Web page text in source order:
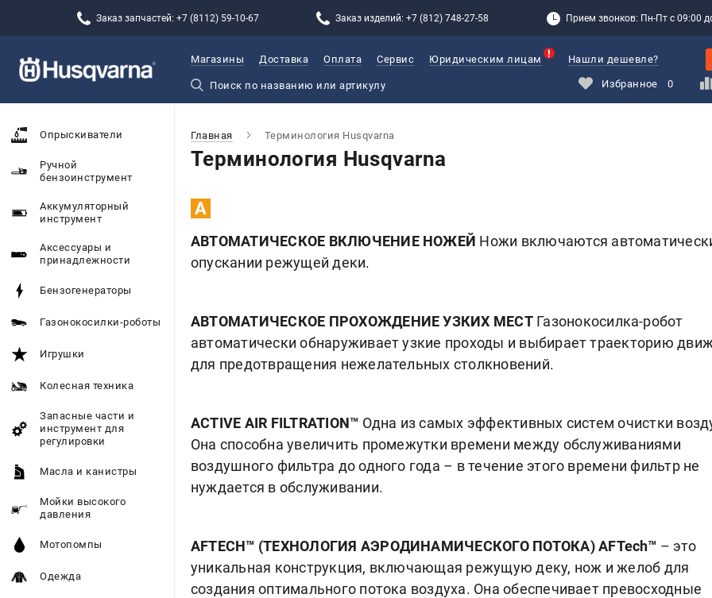
Заказ запчастей: +7 (8112) 59-10-67 Заказ изделий: +7 (812) 748-27-58 Прием звонков: Пн-Пт с 09:00
Магазины Доставка Оплата Сервис Юридическим лицам Нашли дешевле?
Избранное 0
Опрыскиватели
Ручной
бензоинструмент
Аккумуляторный
инструмент
Аксессуары и
принадлежности
Бензогенераторы
Газонокосилки-роботы
Игрушки
Колесная техника
Запасные части и
инструмент для
регулировки
Масла и канистры
Мойки высокого
давления
Мотопомпы
Одежда
Главная Терминология Husqvarna
Терминология Husqvarna
А
АВТОМАТИЧЕСКОЕ ВКЛЮЧЕНИЕ НОЖЕЙ Ножи включаются
опускании режущей деки.
АВТОМАТИЧЕСКОЕ ПРОХОЖДЕНИЕ УЗКИХ МЕСТГазонокосилка-робот
автоматически обнаруживает узкие проходы и выбирает траекторию
для предотвращения нежелательных столкновений.
ACTIVE AIR FILTRATION™ Одна из самых эффективных систем очистки
Она способна увеличить промежутки времени между обслуживаниями
воздушного фильтра до одного года – в течение этого времени фильтр не
нуждается в обслуживании.
AFTECH™ (ТЕХНОЛОГИЯ АЭРОДИНАМИЧЕСКОГО ПОТОКА) AFTech™ – это
уникальная конструкция, включающая режущую деку, нож и желоб для
создания оптимального потока воздуха. Она обеспечивает превосходные